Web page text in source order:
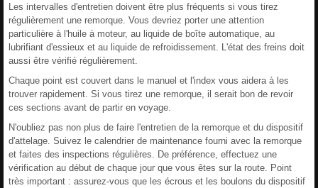
Les intervalles d'entretien doivent être plus fréquents si vous tirez
régulièrement une remorque. Vous devriez porter une attention
particulière à l'huile à moteur, au liquide de boîte automatique, au
lubrifiant d'essieux et au liquide de refroidissement. L'état des freins doit
aussi être vérifié régulièrement.
Chaque point est couvert dans le manuel et l'index vous aidera à les
trouver rapidement. Si vous tirez une remorque, il serait bon de revoir
ces sections avant de partir en voyage.
N'oubliez pas non plus de faire l'entretien de la remorque et du dispositif
d'attelage. Suivez le calendrier de maintenance fourni avec la remorque
et faites des inspections régulières. De préférence, effectuez une
vérification au début de chaque jour que vous êtes sur la route. Point
très important : assurez-vous que les écrous et les boulons du dispositif